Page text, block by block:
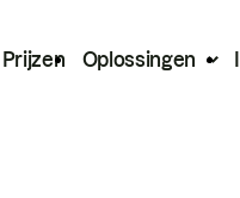
Prijzen Oplossingen